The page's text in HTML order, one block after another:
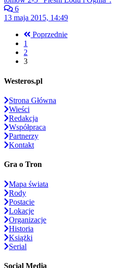
6
13 maja 2015, 14:49
Poprzednie
1
2
3
Westeros.pl
Strona Główna
Wieści
Redakcja
Współpraca
Partnerzy
Kontakt
Gra o Tron
Mapa świata
Rody
Postacie
Lokacje
Organizacje
Historia
Książki
Serial
Social Media